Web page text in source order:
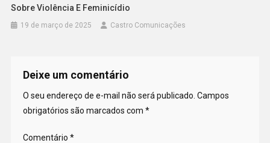
Sobre Violência E Feminicídio
19 de março de 2025 Castro Comunicações
Deixe um comentário
O seu endereço de e-mail não será publicado. Campos
obrigatórios são marcados com *
Comentário *